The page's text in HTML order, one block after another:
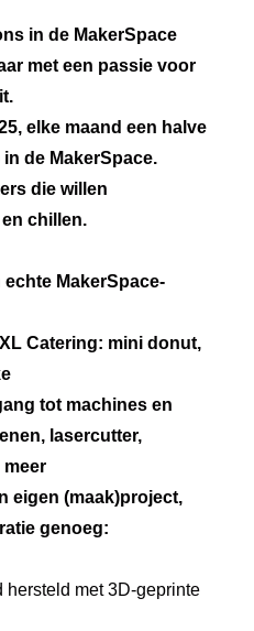
in de MakerSpace
met een passie voor
elke maand een halve
de MakerSpace.
die willen
chillen.
MakerSpace-
Catering: mini donut,
tot machines en
lasercutter,
eigen (maak)project,
genoeg:
hersteld met 3D-geprinte